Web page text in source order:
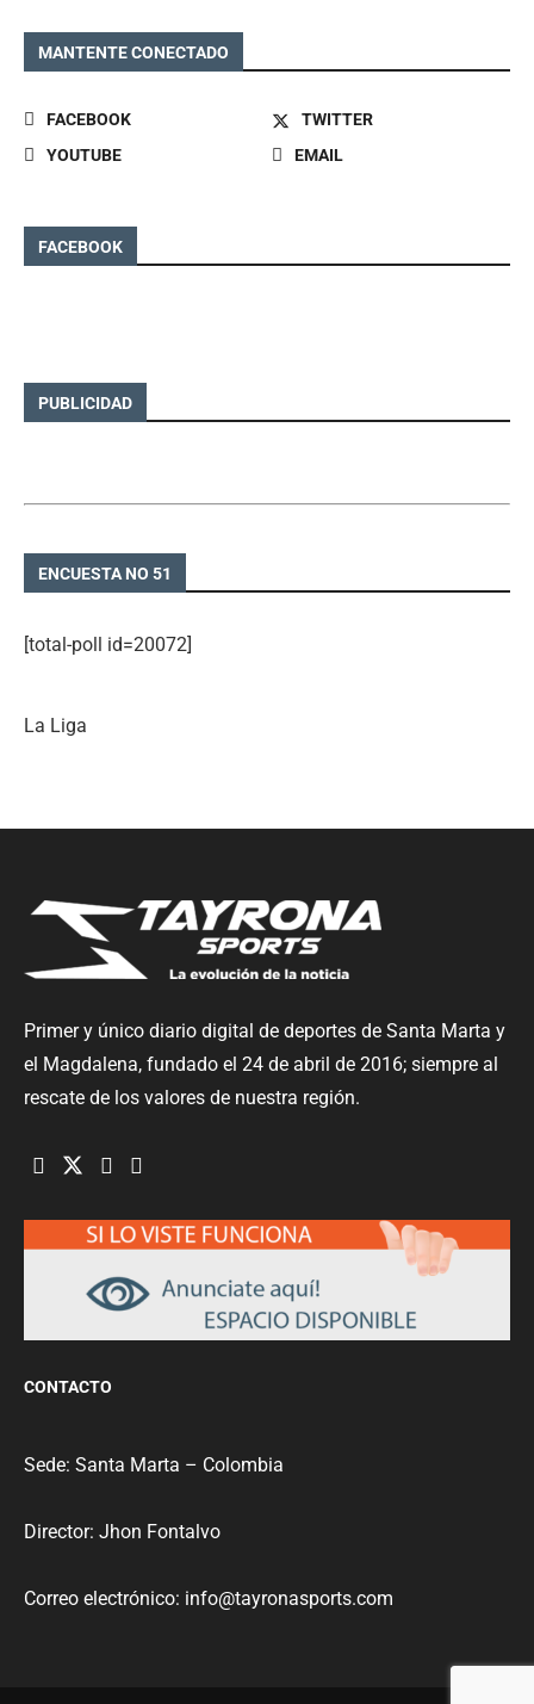
MANTENTE CONECTADO
FACEBOOK
TWITTER
YOUTUBE
EMAIL
FACEBOOK
PUBLICIDAD
ENCUESTA NO 51
[total-poll id=20072]
La Liga
Primer y único diario digital de deportes de Santa Marta y
el Magdalena, fundado el 24 de abril de 2016; siempre al
rescate de los valores de nuestra región.
CONTACTO
Sede: Santa Marta – Colombia
Director: Jhon Fontalvo
Correo electrónico: info@tayronasports.com